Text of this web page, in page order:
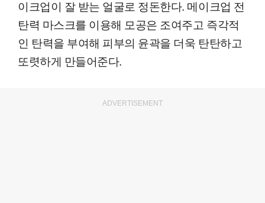
이크업이 잘 받는 얼굴로 정돈한다. 메이크업 전
탄력 마스크를 이용해 모공은 조여주고 즉각적
인 탄력을 부여해 피부의 윤곽을 더욱 탄탄하고
또렷하게 만들어준다.
ADVERTISEMENT